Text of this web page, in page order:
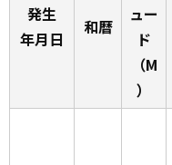
発生
年月日
和暦
ュー
ド
（M
）